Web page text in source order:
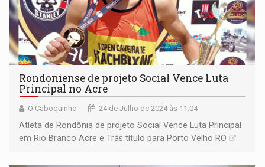
Rondoniense de projeto Social Vence Luta
Principal no Acre
O Caboquinho 24 de Julho de 2024 às 11:04
Atleta de Rondônia de projeto Social Vence Luta Principal
em Rio Branco Acre e Trás título para Porto Velho RO